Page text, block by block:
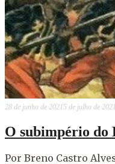
28 de junho de 20215 de julho de 2021
O subimpério do
Por Breno Castro